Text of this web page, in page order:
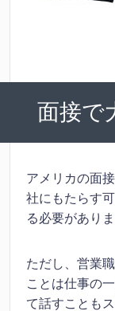
面接で
アメリカの面
社にもたらす
る必要がありま
ただし、営業
ことは仕事の
て話すことも